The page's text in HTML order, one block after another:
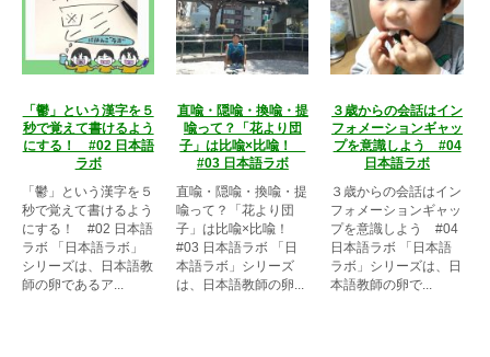
「鬱」という漢字を５
秒で覚えて書けるよう
にする！ #02 日本語
ラボ
「鬱」という漢字を５
秒で覚えて書けるよう
にする！ #02 日本語
ラボ 「日本語ラボ」
シリーズは、日本語教
師の卵であるア...
直喩・隠喩・換喩・提
喩って？「花より団
子」は比喩×比喩！
#03 日本語ラボ
直喩・隠喩・換喩・提
喩って？「花より団
子」は比喩×比喩！
#03 日本語ラボ 「日
本語ラボ」シリーズ
は、日本語教師の卵...
３歳からの会話はイン
フォメーションギャッ
プを意識しよう #04
日本語ラボ
３歳からの会話はイン
フォメーションギャッ
プを意識しよう #04
日本語ラボ 「日本語
ラボ」シリーズは、日
本語教師の卵で...